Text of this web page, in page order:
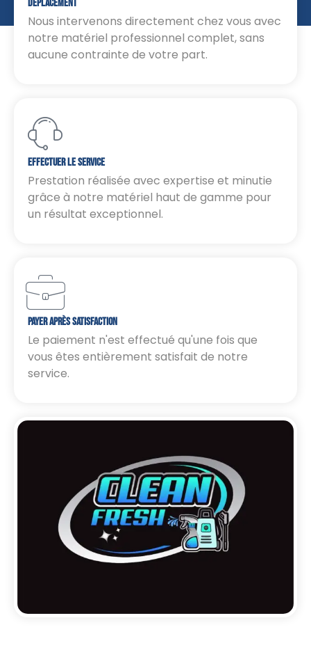
DÉPLACEMENT
Nous intervenons directement chez vous avec
notre matériel professionnel complet, sans
aucune contrainte de votre part.
Effectuer Le Service
Prestation réalisée avec expertise et minutie
grâce à notre matériel haut de gamme pour
un résultat exceptionnel.
Payer Après Satisfaction
Le paiement n'est effectué qu'une fois que
vous êtes entièrement satisfait de notre
service.